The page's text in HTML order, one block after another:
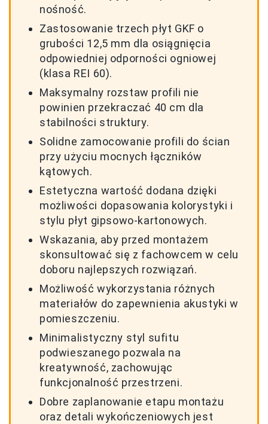
nośność.
Zastosowanie trzech płyt GKF o
grubości 12,5 mm dla osiągnięcia
odpowiedniej odporności ogniowej
(klasa REI 60).
Maksymalny rozstaw profili nie
powinien przekraczać 40 cm dla
stabilności struktury.
Solidne zamocowanie profili do ścian
przy użyciu mocnych łączników
kątowych.
Estetyczna wartość dodana dzięki
możliwości dopasowania kolorystyki i
stylu płyt gipsowo-kartonowych.
Wskazania, aby przed montażem
skonsultować się z fachowcem w celu
doboru najlepszych rozwiązań.
Możliwość wykorzystania różnych
materiałów do zapewnienia akustyki w
pomieszczeniu.
Minimalistyczny styl sufitu
podwieszanego pozwala na
kreatywność, zachowując
funkcjonalność przestrzeni.
Dobre zaplanowanie etapu montażu
oraz detali wykończeniowych jest